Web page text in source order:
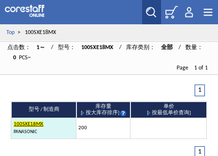
Top> 100SXE18MX
点击数： 1～ / 型号： 100SXE18MX / 库存类别： 全部
/ 数量：
0
PCS~
Page 1 of 1
1
型号 / 制造商
库存量
[
按大库存排序]
单价
[
按最低单价查询]
100SXE18MX
PANASONIC
200
1